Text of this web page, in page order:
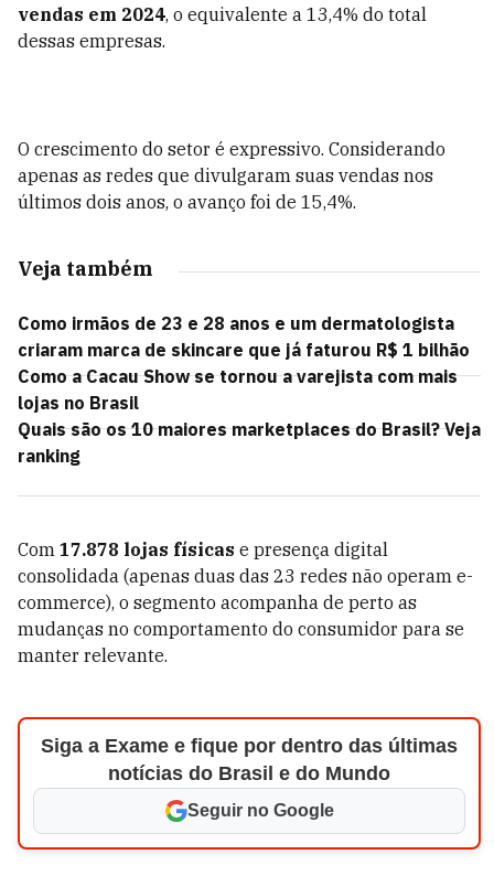
vendas em 2024, o equivalente a 13,4% do total
dessas empresas.
O crescimento do setor é expressivo. Considerando
apenas as redes que divulgaram suas vendas nos
últimos dois anos, o avanço foi de 15,4%.
Veja também
Como irmãos de 23 e 28 anos e um dermatologista
criaram marca de skincare que já faturou R$ 1 bilhão
Como a Cacau Show se tornou a varejista com mais
lojas no Brasil
Quais são os 10 maiores marketplaces do Brasil? Veja
ranking
Com 17.878 lojas físicas e presença digital
consolidada (apenas duas das 23 redes não operam e-
commerce), o segmento acompanha de perto as
mudanças no comportamento do consumidor para se
manter relevante.
Siga a Exame e fique por dentro das últimas
notícias do Brasil e do Mundo
Seguir no Google